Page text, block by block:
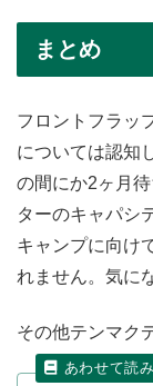
まとめ
フロントフラッ
については認知
の間にか2ヶ月
ターのキャパシ
キャンプに向け
れません。気に
その他テンマク